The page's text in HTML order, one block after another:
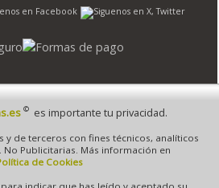
Todos los derechos reservados
de ©gruposelfpaper.org están gestionadas, y son
propiedad de :
©es importante tu privacidad.
y de terceros con fines técnicos, analíticos
Publicitarias. Más información en
de Cookies